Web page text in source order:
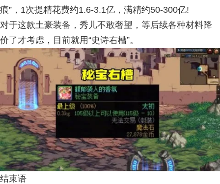
痕”，1次提精花费约1.6-3.1亿，满精约50-300亿!
对于这款土豪装备，秀儿不敢奢望，等后续各种材料降
价了才考虑，目前就用“史诗右槽”。
结束语